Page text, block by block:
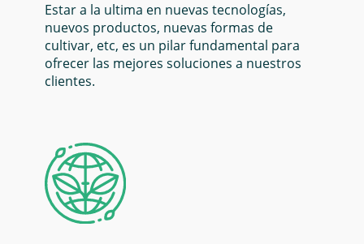
Estar a la ultima en nuevas tecnologías,
nuevos productos, nuevas formas de
cultivar, etc, es un pilar fundamental para
ofrecer las mejores soluciones a nuestros
clientes.